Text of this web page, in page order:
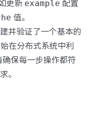
更新 example 配置
值。
并验证了一个基本的
在分布式系统中利
保每一步操作都符
。